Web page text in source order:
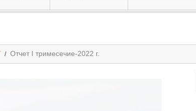
Отчет I тримесечие-2022 г.